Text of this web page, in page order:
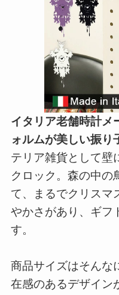
イタリア老舗時計メ
ォルムが美しい振り
テリア雑貨として壁
クロック。森の中の
て、まるでクリスマ
やかさがあり、ギフ
す。
商品サイズはそんな
在感のあるデザイン